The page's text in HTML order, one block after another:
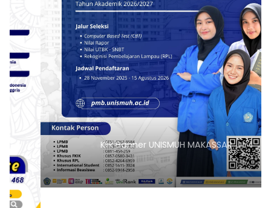
Klik Banner UNISMUH MAKASSAR